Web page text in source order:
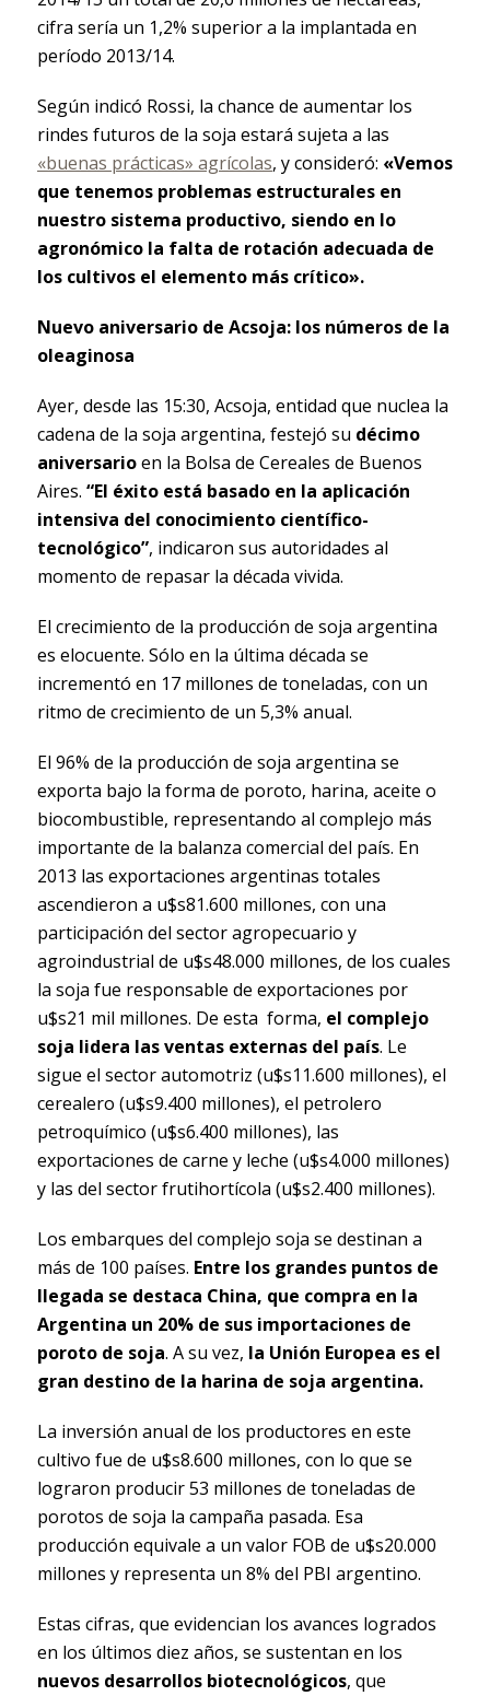
cifra sería un 1,2% superior a la implantada en
período 2013/14.
Según indicó Rossi, la chance de aumentar los
rindes futuros de la soja estará sujeta a las
«buenas prácticas» agrícolas, y consideró: «Vemos
que tenemos problemas estructurales en
nuestro sistema productivo, siendo en lo
agronómico la falta de rotación adecuada de
los cultivos el elemento más crítico».
Nuevo aniversario de Acsoja: los números de la
oleaginosa
Ayer, desde las 15:30, Acsoja, entidad que nuclea la
cadena de la soja argentina, festejó su décimo
aniversarioen la Bolsa de Cereales de Buenos
Aires. “El éxito está basado en la aplicación
intensiva del conocimiento científico-
tecnológico”, indicaron sus autoridades al
momento de repasar la década vivida.
El crecimiento de la producción de soja argentina
es elocuente. Sólo en la última década se
incrementó en 17 millones de toneladas, con un
ritmo de crecimiento de un 5,3% anual.
El 96% de la producción de soja argentina se
exporta bajo la forma de poroto, harina, aceite o
biocombustible, representando al complejo más
importante de la balanza comercial del país. En
2013 las exportaciones argentinas totales
ascendieron a u$s81.600 millones, con una
participación del sector agropecuario y
agroindustrial de u$s48.000 millones, de los cuales
la soja fue responsable de exportaciones por
u$s21 mil millones. De esta forma, el complejo
soja lidera las ventas externas del país. Le
sigue el sector automotriz (u$s11.600 millones), el
cerealero (u$s9.400 millones), el petrolero
petroquímico (u$s6.400 millones), las
exportaciones de carne y leche (u$s4.000 millones)
y las del sector frutihortícola (u$s2.400 millones).
Los embarques del complejo soja se destinan a
más de 100 países. Entre los grandes puntos de
llegada se destaca China, que compra en la
Argentina un 20% de sus importaciones de
poroto de soja. A su vez, la Unión Europea es el
gran destino de la harina de soja argentina.
La inversión anual de los productores en este
cultivo fue de u$s8.600 millones, con lo que se
lograron producir 53 millones de toneladas de
porotos de soja la campaña pasada. Esa
producción equivale a un valor FOB de u$s20.000
millones y representa un 8% del PBI argentino.
Estas cifras, que evidencian los avances logrados
en los últimos diez años, se sustentan en los
nuevos desarrollos biotecnológicos, que